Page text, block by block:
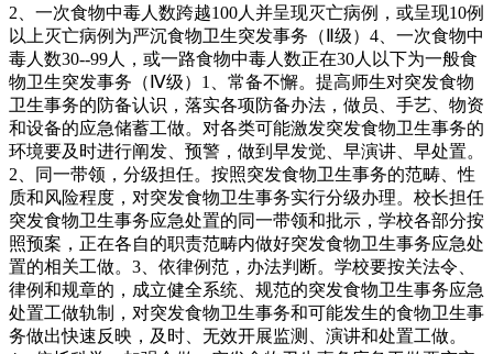
2、一次食物中毒人数跨越100人并呈现灭亡病例，或呈现10例
以上灭亡病例为严沉食物卫生突发事务（Ⅱ级）4、一次食物中
毒人数30--99人，或一路食物中毒人数正在30人以下为一般食
物卫生突发事务（Ⅳ级）1、常备不懈。提高师生对突发食物
卫生事务的防备认识，落实各项防备办法，做员、手艺、物资
和设备的应急储蓄工做。对各类可能激发突发食物卫生事务的
环境要及时进行阐发、预警，做到早发觉、早演讲、早处置。
2、同一带领，分级担任。按照突发食物卫生事务的范畴、性
质和风险程度，对突发食物卫生事务实行分级办理。校长担任
突发食物卫生事务应急处置的同一带领和批示，学校各部分按
照预案，正在各自的职责范畴内做好突发食物卫生事务应急处
置的相关工做。3、依律例范，办法判断。学校要按关法令、
律例和规章的，成立健全系统、规范的突发食物卫生事务应急
处置工做轨制，对突发食物卫生事务和可能发生的食物卫生事
务做出快速反映，及时、无效开展监测、演讲和处置工做。